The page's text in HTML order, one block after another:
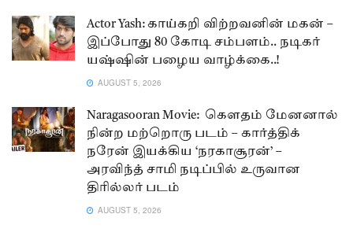
Actor Yash: காய்கறி விற்றவனின் மகன் –
இப்போது 80 கோடி சம்பளம்.. நடிகர்
யஷ்ஷின் பழைய வாழ்க்கை..!
AUGUST 5, 2026
Naragasooran Movie: கௌதம் மேனனால்
நின்ற மற்றொரு படம் – கார்த்திக்
நரேன் இயக்கிய ‘நரகாசூரன்’ –
அரவிந்த் சாமி நடிப்பில் உருவான
திரில்லர் படம்
AUGUST 5, 2026